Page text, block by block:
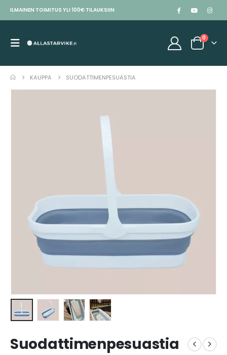
ILMAINEN TOIMITUS YLI 100€ TILAUKSIIN
0
KAUPPA SUODATTIMENPESUASTIA
Suodattimenpesuastia